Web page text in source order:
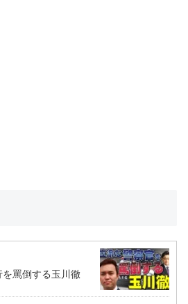
罵倒する玉川徹